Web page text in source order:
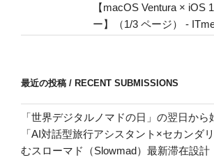
【macOS Ventura × iOS
ー】（1/3 ページ） -
最近の投稿 / RECENT SUBMISSIONS
「世界デジタルノマドの日」の翌日から
「AI対話型旅行アシスタント×セカンダ
むスローマド（Slowmad）最新滞在設計